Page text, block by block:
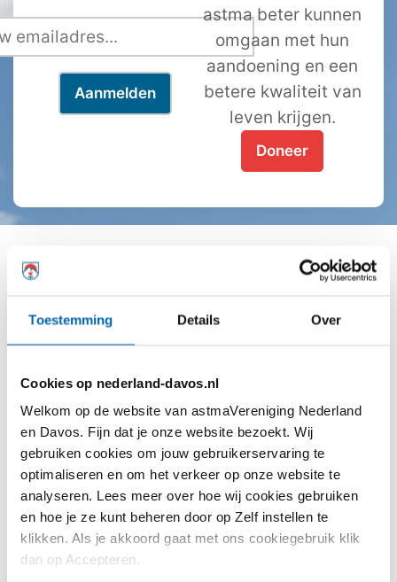
Toestemming Details Over
Cookies op nederland-davos.nl
Welkom op de website van astmaVereniging Nederland
en Davos. Fijn dat je onze website bezoekt. Wij
gebruiken cookies om jouw gebruikerservaring te
optimaliseren en om het verkeer op onze website te
analyseren. Lees meer over hoe wij cookies gebruiken
en hoe je ze kunt beheren door op Zelf instellen te
klikken. Als je akkoord gaat met ons cookiegebruik klik
dan op Accepteren.
astma beter kunnen
omgaan met hun
aandoening en een
betere kwaliteit van
leven krijgen.
Doneer
Feiten en Cijfers
Astma Actieplan
Informatiekaarten
Interessante websites
Vragen en antwoorden
Downloads
Ervaringsverhalen
Reactie! Magazine
Reactie! Online
Video's